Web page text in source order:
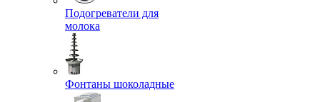
Подогреватели для
молока
Фонтаны шоколадные